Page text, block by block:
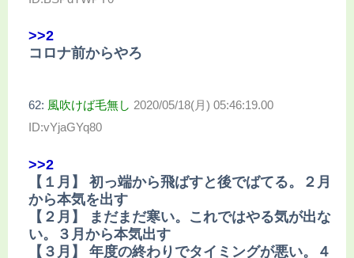
>>2
コロナ前からやろ
62: 風吹けば毛無し 2020/05/18(月) 05:46:19.00
ID:vYjaGYq80
>>2
【１月】 初っ端から飛ばすと後でばてる。２月
から本気を出す
【２月】 まだまだ寒い。これではやる気が出な
い。３月から本気出す
【３月】 年度の終わりでタイミングが悪い。４